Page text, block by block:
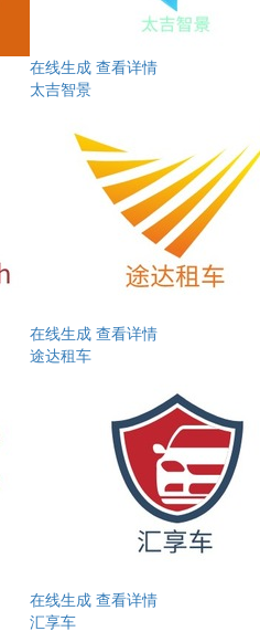
在线生成 查看详情
太吉智景
在线生成 查看详情
途达租车
在线生成 查看详情
汇享车